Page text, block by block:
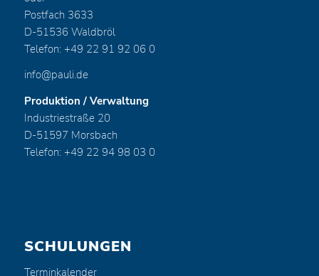
Postfach 3633
D-51536 Waldbröl
Telefon: +49 22 91 92 06 0
info@pauli.de
Produktion / Verwaltung
Industriestraße 20
D-51597 Morsbach
Telefon: +49 22 94 98 03 0
SCHULUNGEN
Terminkalender